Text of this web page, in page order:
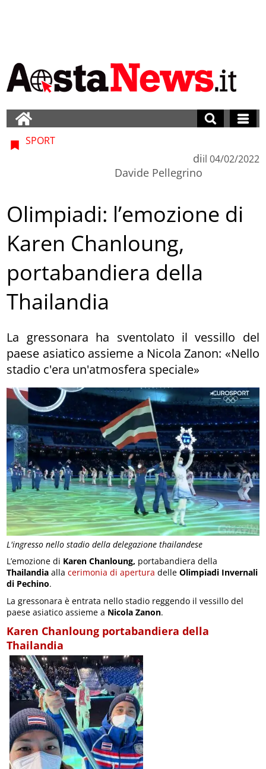
L'ingresso nello stadio della delegazione thailandese
SPORT
di
Davide Pellegrino
il 04/02/2022
Olimpiadi: l’emozione di
Karen Chanloung,
portabandiera della
Thailandia
La gressonara ha sventolato il vessillo del
paese asiatico assieme a Nicola Zanon: «Nello
stadio c'era un'atmosfera speciale»
L’emozione di Karen Chanloung, portabandiera della
Thailandia allacerimonia di apertura delleOlimpiadi Invernali
di Pechino.
La gressonara è entrata nello stadio reggendo il vessillo del
paese asiatico assieme a Nicola Zanon.
Karen Chanloung portabandiera della
Thailandia